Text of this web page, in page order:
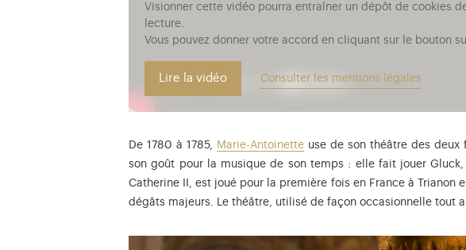
Visionner cette vidéo pourra entraîner un dépôt de cookies
lecture.
Vous pouvez donner votre accord en cliquant sur le bouton
Lire la vidéo Consulter les mentions légales
De 1780 à 1785, Marie-Antoinette use de son théâtre des
son goût pour la musique de son temps : elle fait jouer
Catherine II, est joué pour la première fois en France à Trianon
dégâts majeurs. Le théâtre, utilisé de façon occasionnelle tout